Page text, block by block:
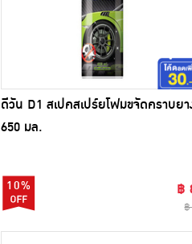
ดีวัน D1 สเปคสเปร์ยโฟมขจัดคราบยา
650 มล.
10% ฿
฿